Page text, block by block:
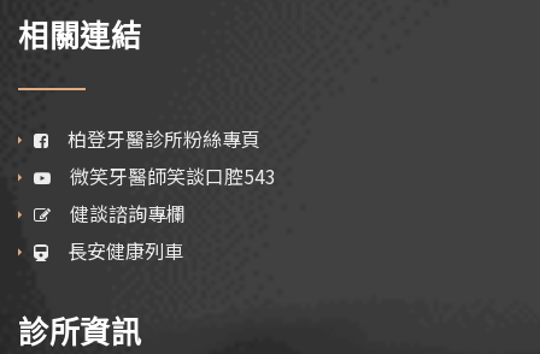
相關連結
柏登牙醫診所粉絲專頁
微笑牙醫師笑談口腔543
健談諮詢專欄
長安健康列車
診所資訊